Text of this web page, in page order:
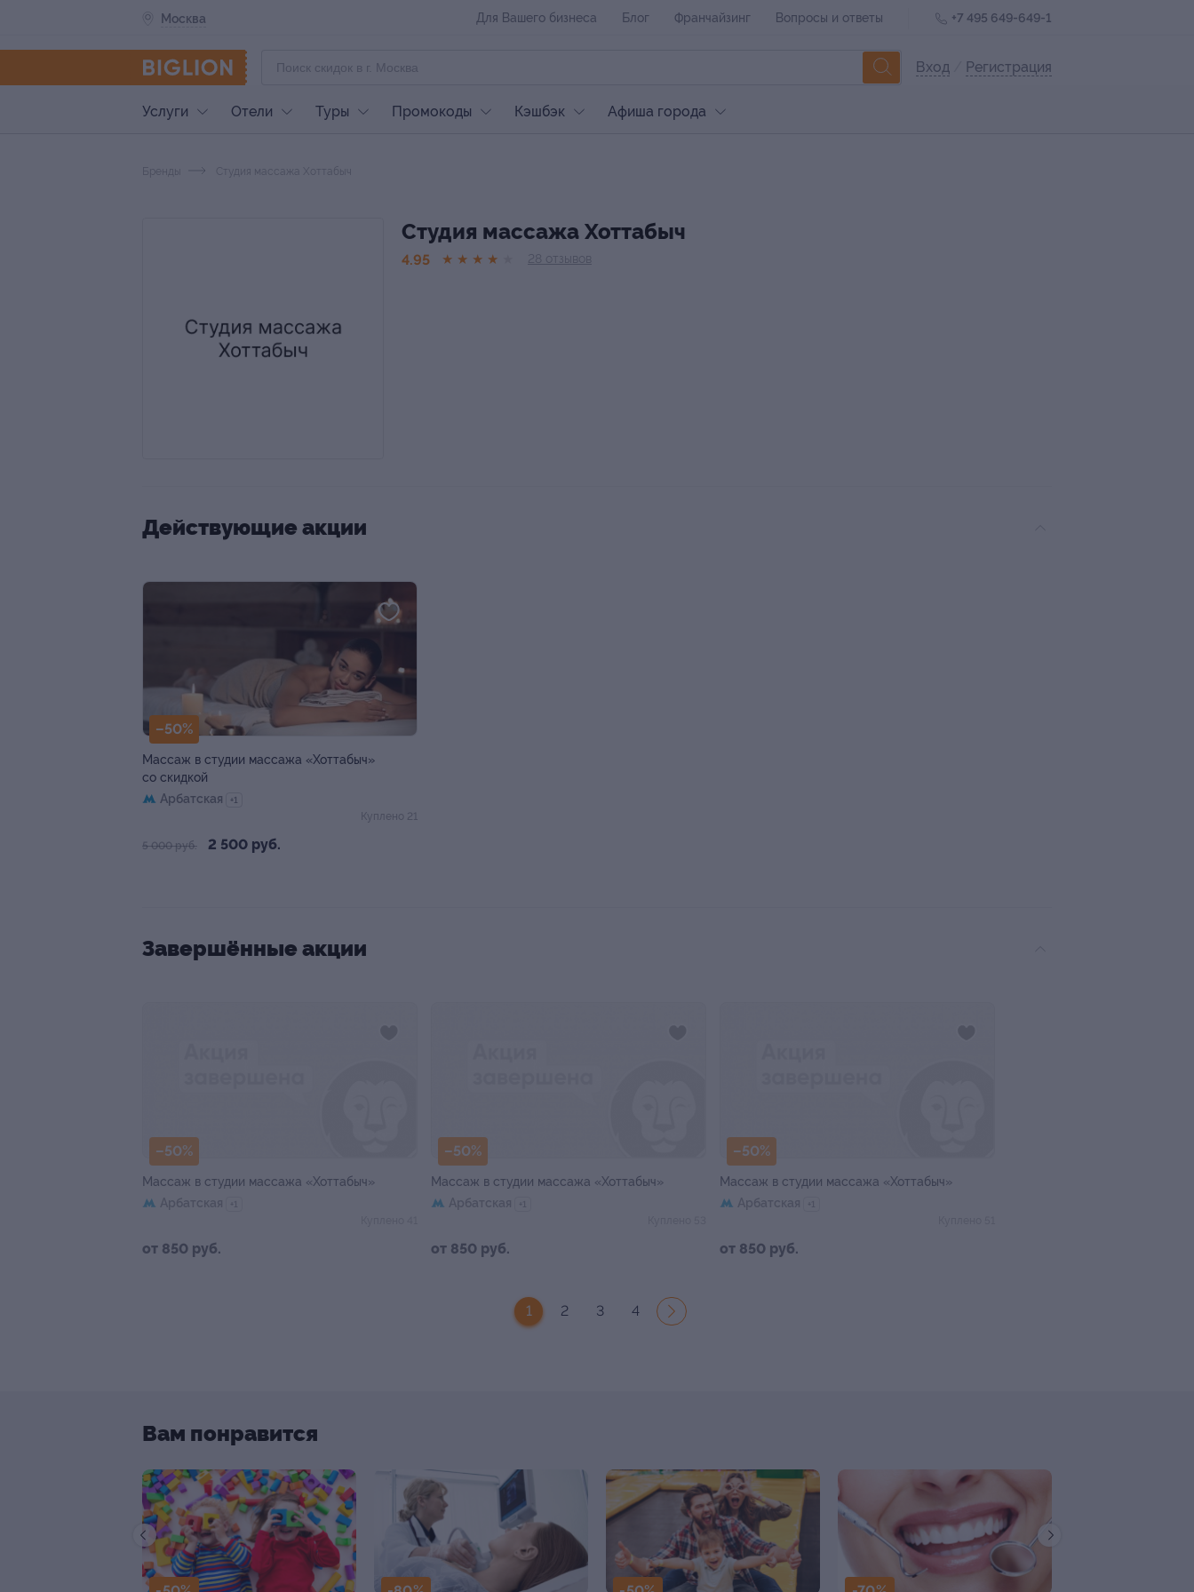
Москва Для Вашего бизнеса Блог Франчайзинг Вопросы и ответы +7 495 649-649-1
Вход Регистрация
Услуги Отели Туры Промокоды Кэшбэк Афиша города
Бренды Студия массажа Хоттабыч
Студия массажа Хоттабыч
4.95 ★ ★ ★ ★ 28 отзывов
Действующие акции
–50%
Массаж в студии массажа «Хоттабыч»
со скидкой
Арбатская
+1
5 000 руб. 2 500 руб.
Куплено 21
Завершённые акции
–50%
Массаж в студии массажа «Хоттабыч»
Арбатская
от 850 руб.
–50%
Массаж в студии массажа «Хоттабыч»
Арбатская
от 850 руб.
–50%
Массаж в студии массажа «Хоттабыч»
Арбатская
от 850 руб.
1 2 3 4
Вам понравится